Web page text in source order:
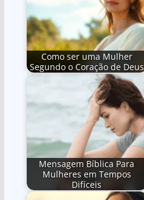
Como ser uma Mulher
Segundo o Coração de Deus
Mensagem Bíblica Para
Mulheres em Tempos
Difíceis